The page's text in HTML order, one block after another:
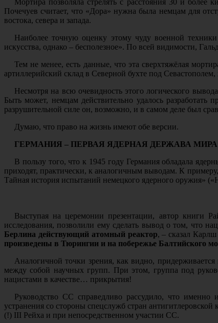
Мортира позволяла стрелять с расстояния 30 и более
Почечуев считает, что «Дора» нужна была немцам для
востока, севера и запада.
Наиболее точную оценку этому чуду военной
искусства, однако – бесполезное». По всей видимости,
Тем не менее, есть данные, что эта сверхтяжёлая
артиллерийский склад в Северной бухте под
Несмотря на всю очевидность этого логического
Быть может, немцам действительно удалось
разрушительной силе он, возможно, и в самом деле был
Думаю, что право на жизнь имеют обе версии.
ГЕРМАНИЯ – ПЕРВАЯ ЯДЕРНАЯ ДЕРЖАВА МИРА
В пользу того, что к 1945 году Германия обладала
приходят, практически, к аналогичным выводам. К
Тайная история испытаний немецкого ядерного оружия»
Выступая на церемонии презентации, автор книги
исследования, позволили ему сделать вывод о том, что
Берлина действующий атомный реактор, – сказал Карлш
произведены в Тюрингии и на побережье Балтийского
Аналогичной точки зрения, как видно,
между собой научных групп. При этом, группа под
нацистами в качестве… прикрытия!
Руководство СС справедливо рассудило, что
устранения со стороны спецслужб стран
(!) III Рейха и при непосредственном участии СС.